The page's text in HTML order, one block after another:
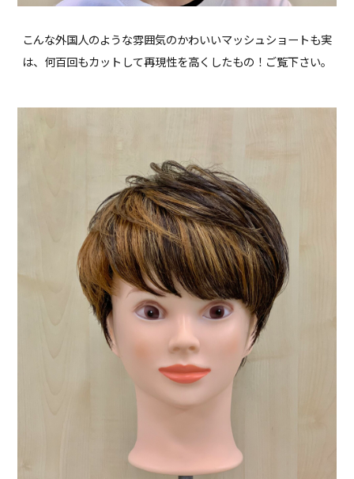
こんな外国人のような雰囲気のかわいいマッシュショートも実
は、何百回もカットして再現性を高くしたもの！ご覧下さい。